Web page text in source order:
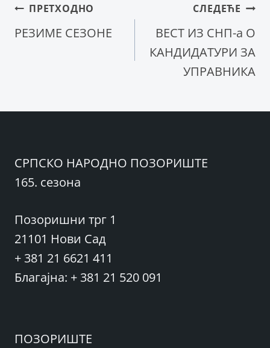
Кретање
чланка
ПРЕТХОДНО
РЕЗИМЕ СЕЗОНЕ
СЛЕДЕЋЕ
ВЕСТ ИЗ СНП-a О
КАНДИДАТУРИ ЗА
УПРАВНИКА
СРПСКО НАРОДНО ПОЗОРИШТЕ
165. сезона
Позоришни трг 1
21101 Нови Сад
+ 381 21 6621 411
Благајна: + 381 21 520 091
ПОЗОРИШТЕ